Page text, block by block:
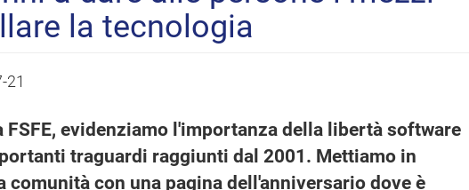
la tecnologia
21
FSFE, evidenziamo l'importanza della libertà software
traguardi raggiunti dal 2001. Mettiamo in
comunità con una pagina dell'anniversario dove è